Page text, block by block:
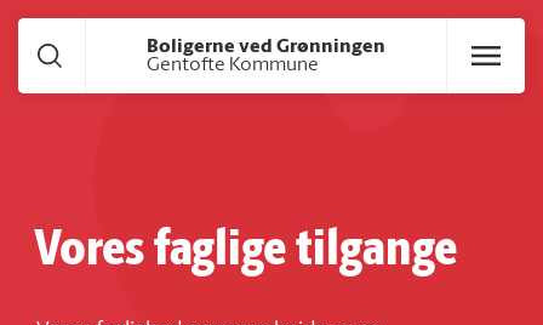
Boligerne ved Grønningen
Gentofte Kommune
Vores faglige tilgange